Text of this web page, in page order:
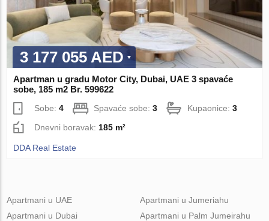
3 177 055 AED
Apartman u gradu Motor City, Dubai, UAE 3 spavaće
sobe, 185 m2 Br. 599622
Sobe:4 Spavaće sobe:3 Kupaonice:3
Dnevni boravak: 185 m²
DDA Real Estate
Apartmani u UAE
Apartmani u Dubai
Apartmani u Jumeriahu
Apartmani u Palm Jumeirahu